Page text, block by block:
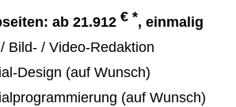
ab 21.912 € *, einmalig
Bild- / Video-Redaktion
Design (auf Wunsch)
(auf Wunsch)